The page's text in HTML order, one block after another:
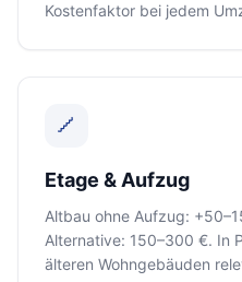
Kostenfaktor bei jedem
Etage & Aufzug
Altbau ohne Aufzug:
Alternative: 150–300 €. In
älteren Wohngebäuden